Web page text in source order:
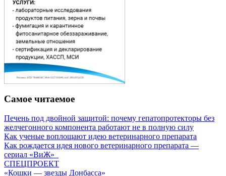
Самое читаемое
Печень под двойной защитой: почему гепатопротекторы без
желчегонного компонента работают не в полную силу
Как ученые воплощают идею ветеринарного препарата
Как рождается идея нового ветеринарного препарата —
сериал «ВиЖ»
СПЕЦПРОЕКТ
«Кошки — звезды Донбасса»